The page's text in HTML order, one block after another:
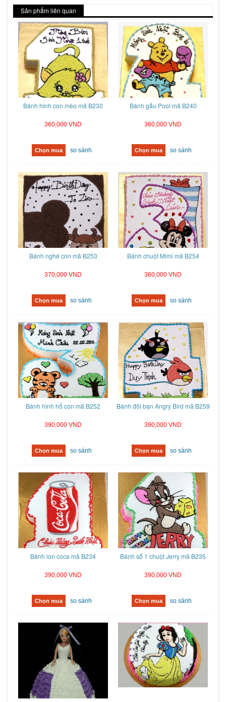
Sản phẩm liên quan
Bánh hình con mèo mã B230
360,000 VND
Chọn mua so sánh
Bánh gấu Pool mã B240
360,000 VND
Chọn mua so sánh
Bánh nghé con mã B253
370,000 VND
Chọn mua so sánh
Bánh chuột Mimi mã B254
360,000 VND
Chọn mua so sánh
Bánh hình hổ con mã B252
390,000 VND
Chọn mua so sánh
Bánh đôi bạn Angry Bird mã B259
390,000 VND
Chọn mua so sánh
Bánh lon coca mã B234
390,000 VND
Chọn mua so sánh
Bánh số 1 chuột Jerry mã B235
390,000 VND
Chọn mua so sánh